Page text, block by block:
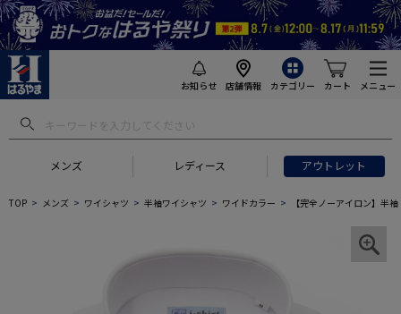
お知らせ 店舗情報 カテゴリー カート メニュー
メンズ レディース アウトレット
TOP メンズ ワイシャツ 半袖ワイシャツ ワイドカラー 【完全ノーアイロン】半